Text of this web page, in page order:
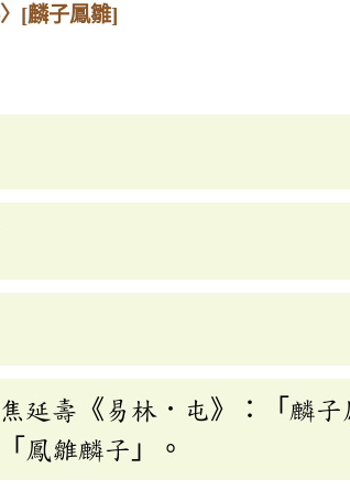
[麟子鳳雛]
延壽《易林．屯》：「麟
鳳雛麟子」。